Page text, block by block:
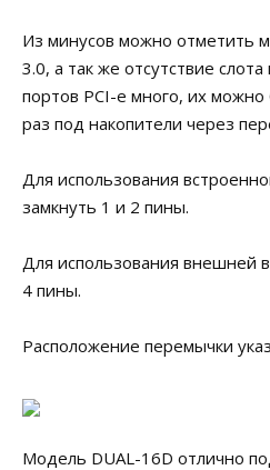
Из минусов можно отметить
3.0, а так же отсутствие
портов PCI-e много, их можно
раз под накопители через
Для использования
замкнуть 1 и 2 пины.
Для использования внешней
4 пины.
Расположение перемычки
Модель DUAL-16D отлично